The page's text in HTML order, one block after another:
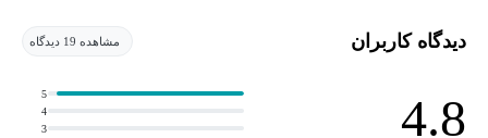
سوالات کوییز را حل کرده و جواب های خود را برای استاد بفرستید تا
این دوره به حل سوالات و نکات امتحانی پرداخته شده‌است و اثبات
فرمول‌ها و قضایا را در این دوره نخواهیم داشت.
دیدگاه کاربران مشاهده 19 دیدگاه
4.8
3
4
5